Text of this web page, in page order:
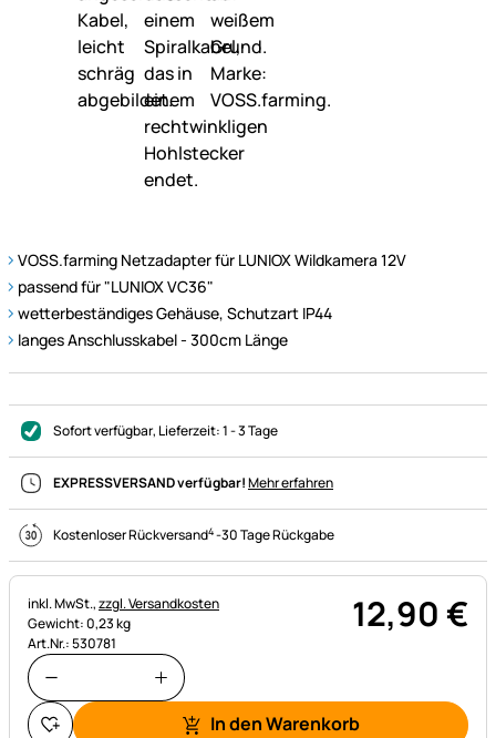
VOSS.farming Netzadapter für LUNIOX Wildkamera 12V
passend für "LUNIOX VC36"
wetterbeständiges Gehäuse, Schutzart IP44
langes Anschlusskabel - 300cm Länge
Sofort verfügbar, Lieferzeit:1 - 3 Tage
EXPRESSVERSAND verfügbar!Mehr erfahren
Kostenloser Rückversand4-30 Tage Rückgabe
Steuerhinweis:
inkl. MwSt.,zzgl. Versandkosten
Gewicht: 0,23 kg
Art.Nr.: 530781
12,90€
In den Warenkorb